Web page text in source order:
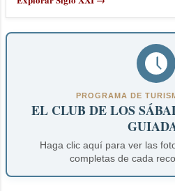
PROGRAMA DE
EL CLUB DE LOS
Haga clic aquí para ver las
completas de cada